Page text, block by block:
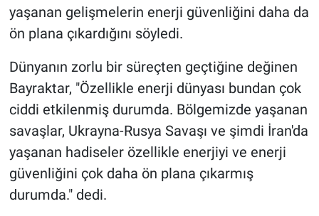
yaşanan gelişmelerin enerji güvenliğini daha da
ön plana çıkardığını söyledi.
Dünyanın zorlu bir süreçten geçtiğine değinen
Bayraktar, "Özellikle enerji dünyası bundan çok
ciddi etkilenmiş durumda. Bölgemizde yaşanan
savaşlar, Ukrayna-Rusya Savaşı ve şimdi İran'da
yaşanan hadiseler özellikle enerjiyi ve enerji
güvenliğini çok daha ön plana çıkarmış
durumda." dedi.